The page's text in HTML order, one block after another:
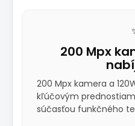
200 Mpx
200 Mpx kamera a
kľúčovým
súčasťou funkčného